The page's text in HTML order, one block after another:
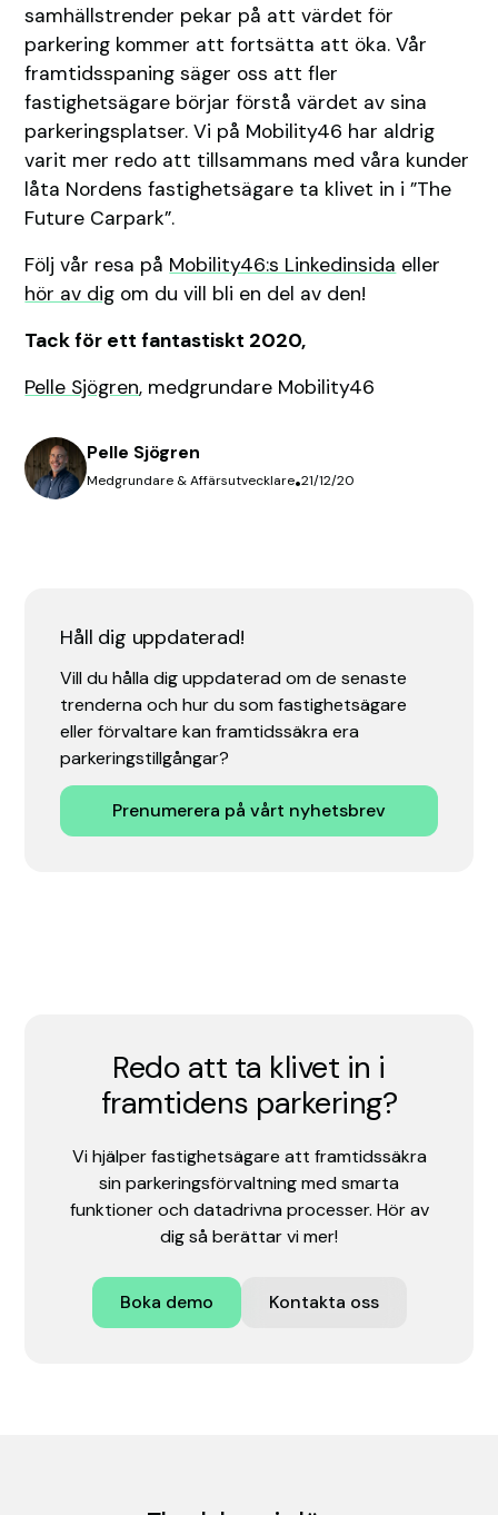
samhällstrender pekar på att värdet för
parkering kommer att fortsätta att öka. Vår
framtidsspaning säger oss att fler
fastighetsägare börjar förstå värdet av sina
parkeringsplatser. Vi på Mobility46 har aldrig
varit mer redo att tillsammans med våra kunder
låta Nordens fastighetsägare ta klivet in i ”The
Future Carpark”.
Följ vår resa på Mobility46:s Linkedinsida eller
hör av dig om du vill bli en del av den!
Tack för ett fantastiskt 2020,
Pelle Sjögren, medgrundare Mobility46
Pelle Sjögren
Medgrundare & Affärsutvecklare•21/12/20
Håll dig uppdaterad!
Vill du hålla dig uppdaterad om de senaste
trenderna och hur du som fastighetsägare
eller förvaltare kan framtidssäkra era
parkeringstillgångar?
Prenumerera på vårt nyhetsbrev
Redo att ta klivet in i
framtidens parkering?
Vi hjälper fastighetsägare att framtidssäkra
sin parkeringsförvaltning med smarta
funktioner och datadrivna processer. Hör av
dig så berättar vi mer!
Boka demo Kontakta oss